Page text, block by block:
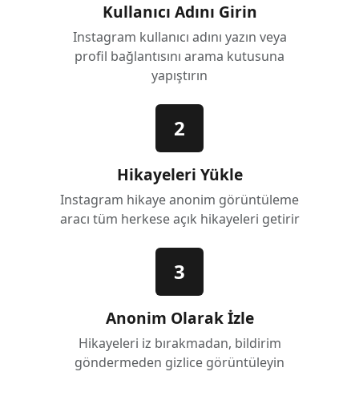
Kullanıcı Adını Girin
Instagram kullanıcı adını yazın veya
profil bağlantısını arama kutusuna
yapıştırın
2
Hikayeleri Yükle
Instagram hikaye anonim görüntüleme
aracı tüm herkese açık hikayeleri getirir
3
Anonim Olarak İzle
Hikayeleri iz bırakmadan, bildirim
göndermeden gizlice görüntüleyin